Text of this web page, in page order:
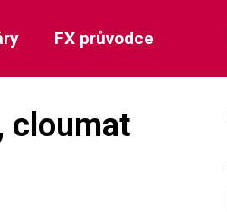
FX průvodce
cloumat